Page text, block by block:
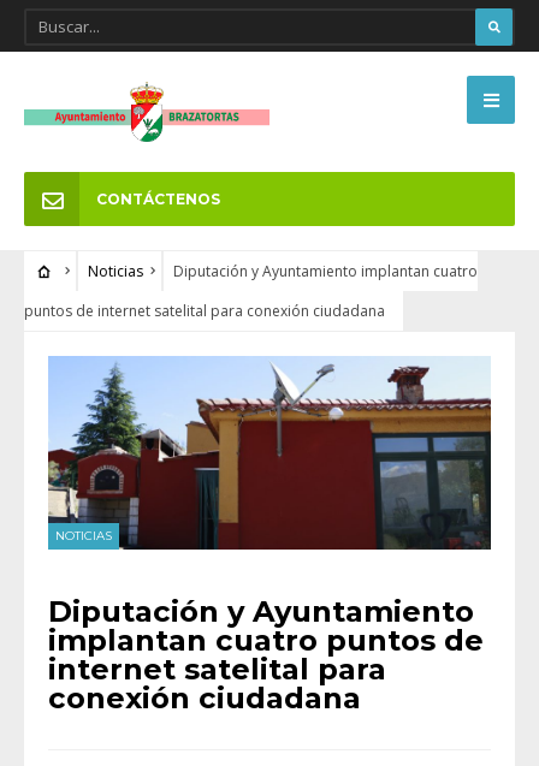
CONTÁCTENOS
Noticias
Diputación y Ayuntamiento implantan cuatro
puntos de internet satelital para conexión ciudadana
NOTICIAS
Diputación y Ayuntamiento
implantan cuatro puntos de
internet satelital para
conexión ciudadana